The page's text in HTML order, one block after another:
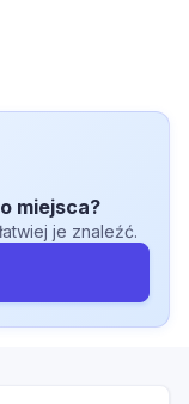
miejsca?
je znaleźć.